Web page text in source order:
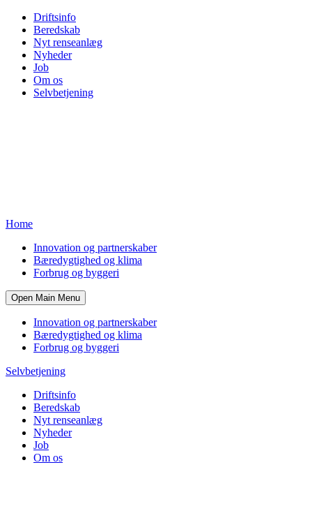
Driftsinfo
Beredskab
Nyt renseanlæg
Nyheder
Job
Om os
Selvbetjening
Home
Innovation og partnerskaber
Bæredygtighed og klima
Forbrug og byggeri
Open Main Menu
Innovation og partnerskaber
Bæredygtighed og klima
Forbrug og byggeri
Selvbetjening
Driftsinfo
Beredskab
Nyt renseanlæg
Nyheder
Job
Om os